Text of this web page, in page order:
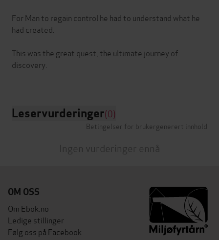
For Man to regain control he had to understand what he
had created.
This was the great quest, the ultimate journey of
discovery.
Leservurderinger(0)
Betingelser for brukergenerert innhold
Ingen vurderinger ennå
OM OSS
Om Ebok.no
Ledige stillinger
Følg oss på Facebook